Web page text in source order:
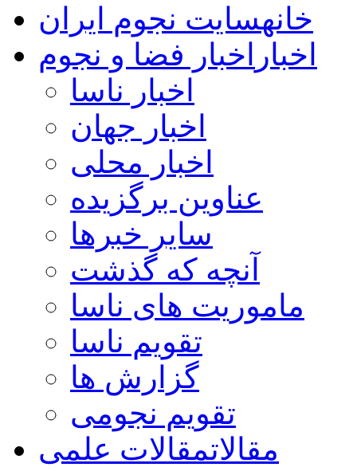
خانهسایت نجوم ایران
اخبار اخبار فضا و نجوم
اخبار ناسا
اخبار جهان
اخبار محلی
عناوین برگزیده
سایر خبرها
آنچه که گذشت
ماموریت های ناسا
تقویم ناسا
گزارش ها
تقویم نجومی
مقالاتمقالات علمی